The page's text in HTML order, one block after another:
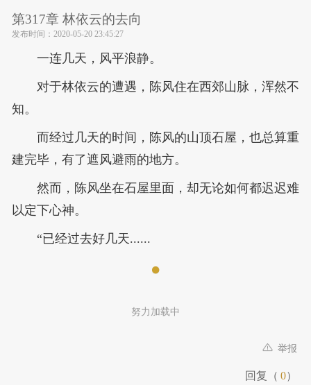
第317章 林依云的去向
发布时间： 2020-05-20 23:45:27
一连几天，风平浪静。
对于林依云的遭遇，陈风住在西郊山脉，浑然不
知。
而经过几天的时间，陈风的山顶石屋，也总算重
建完毕，有了遮风避雨的地方。
然而，陈风坐在石屋里面，却无论如何都迟迟难
以定下心神。
“已经过去好几天......
努力加载中
举报
回复（ 0）